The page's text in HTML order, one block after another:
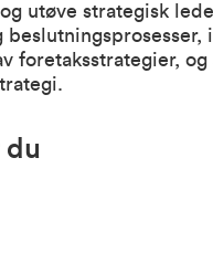
utøve strategisk
foretaksstrategier,